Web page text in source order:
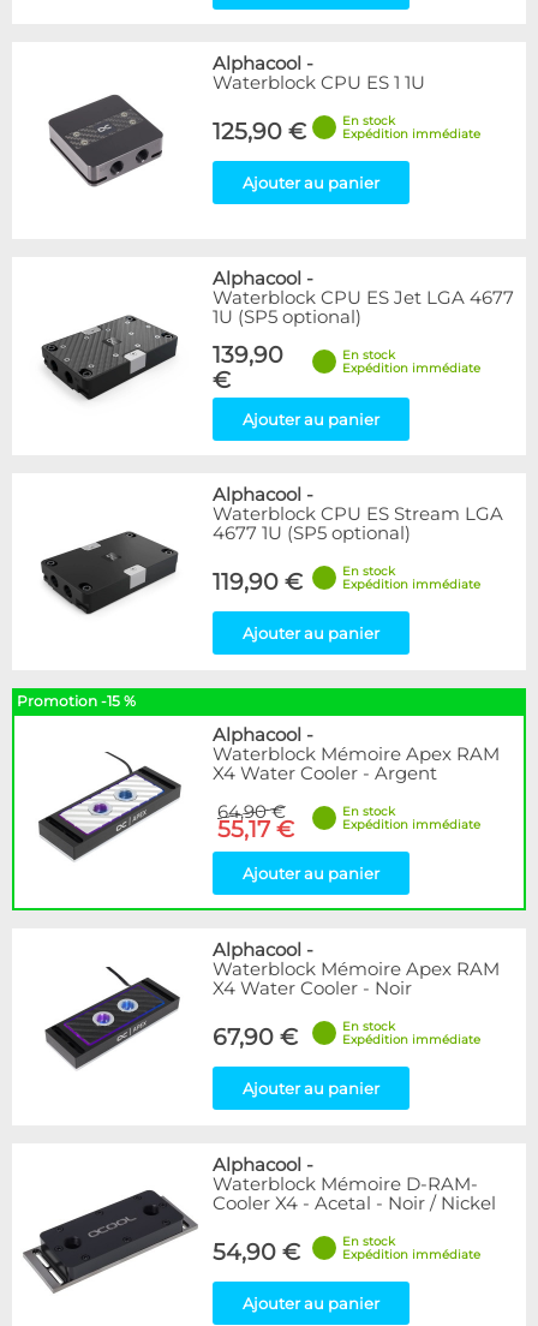
Alphacool -
Waterblock CPU ES 1 1U
125,90 €
En stock
Expédition immédiate
Ajouter au panier
Alphacool -
Waterblock CPU ES Jet LGA 4677
1U (SP5 optional)
139,90
€
En stock
Expédition immédiate
Ajouter au panier
Alphacool -
Waterblock CPU ES Stream LGA
4677 1U (SP5 optional)
119,90 €
En stock
Expédition immédiate
Ajouter au panier
Promotion -15 %
Alphacool -
Waterblock Mémoire Apex RAM
X4 Water Cooler - Argent
64,90 €
55,17 €
En stock
Expédition immédiate
Ajouter au panier
Alphacool -
Waterblock Mémoire Apex RAM
X4 Water Cooler - Noir
67,90 €
En stock
Expédition immédiate
Ajouter au panier
Alphacool -
Waterblock Mémoire D-RAM-
Cooler X4 - Acetal - Noir / Nickel
54,90 €
En stock
Expédition immédiate
Ajouter au panier